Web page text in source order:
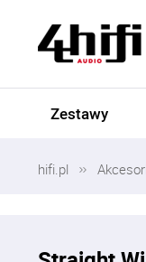
Zestawy
hifi.pl